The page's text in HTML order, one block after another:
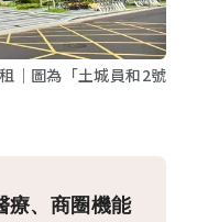
｜圖為「土城員和2號
、商圈機能